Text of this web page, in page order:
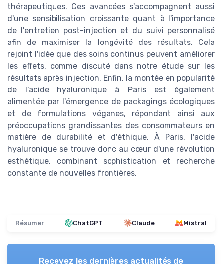
thérapeutiques. Ces avancées s'accompagnent aussi
d'une sensibilisation croissante quant à l'importance
de l'entretien post-injection et du suivi personnalisé
afin de maximiser la longévité des résultats. Cela
rejoint l'idée que des soins continus peuvent améliorer
les effets, comme discuté dans notre étude sur les
résultats après injection. Enfin, la montée en popularité
de l'acide hyaluronique à Paris est également
alimentée par l'émergence de packagings écologiques
et de formulations véganes, répondant ainsi aux
préoccupations grandissantes des consommateurs en
matière de durabilité et d'éthique. À Paris, l'acide
hyaluronique se trouve donc au cœur d'une révolution
esthétique, combinant sophistication et recherche
constante de nouvelles frontières.
Résumer ChatGPT Claude Mistral
Recevez les dernières actualités de